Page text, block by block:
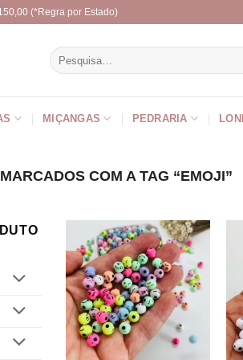
(*Regra por Estado)
Pesquisar
por:
MIÇANGAS PEDRARIA
COM A TAG “EMOJI”